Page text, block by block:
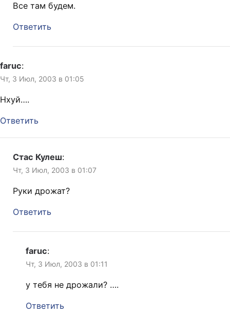
Все там будем.
Ответить
faruc:
Чт, 3 Июл, 2003 в 01:05
Нхуй….
Ответить
Стас Кулеш:
Чт, 3 Июл, 2003 в 01:07
Руки дрожат?
Ответить
faruc:
Чт, 3 Июл, 2003 в 01:11
у тебя не дрожали? ….
Ответить